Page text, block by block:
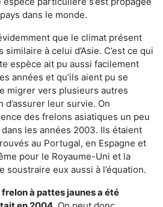
dans le monde.
que le climat présent
à celui d’Asie. C’est ce qui
espèce ait pu aussi facilement
années et qu’ils aient pu se
migrer vers plusieurs autres
d’assurer leur survie. On
des frelons asiatiques un peu
les années 2003. Ils étaient
au Portugal, en Espagne et
pour le Royaume-Uni et la
soustraire eux aussi à l’équation.
à pattes jaunes a été